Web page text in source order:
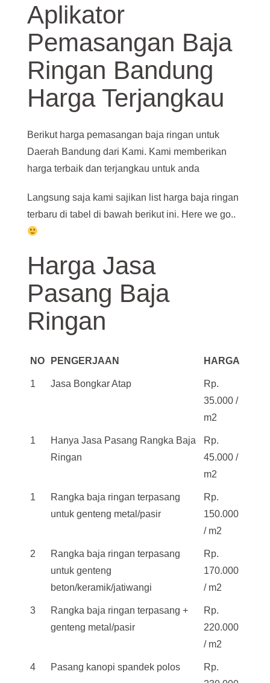
Aplikator
Pemasangan Baja
Ringan Bandung
Harga Terjangkau
Berikut harga pemasangan baja ringan untuk
Daerah Bandung dari Kami. Kami memberikan
harga terbaik dan terjangkau untuk anda
Langsung saja kami sajikan list harga baja ringan
terbaru di tabel di bawah berikut ini. Here we go..
Harga Jasa
Pasang Baja
Ringan
NO PENGERJAAN HARGA
1 Jasa Bongkar Atap
Rp.
35.000 /
m2
1
Hanya Jasa Pasang Rangka Baja
Ringan
Rp.
45.000 /
m2
1
Rangka baja ringan terpasang
untuk genteng metal/pasir
Rp.
150.000
/ m2
2
Rangka baja ringan terpasang
untuk genteng
beton/keramik/jatiwangi
Rp.
170.000
/ m2
3
Rangka baja ringan terpasang +
genteng metal/pasir
Rp.
220.000
/ m2
4 Pasang kanopi spandek polos
Rp.